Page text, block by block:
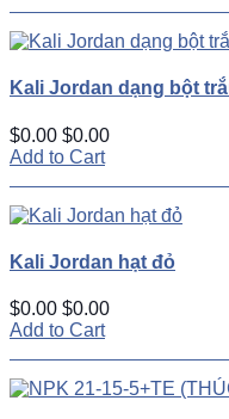
Kali Jordan dạng bột
$0.00 $0.00
Add to Cart
Kali Jordan hạt đỏ
$0.00 $0.00
Add to Cart